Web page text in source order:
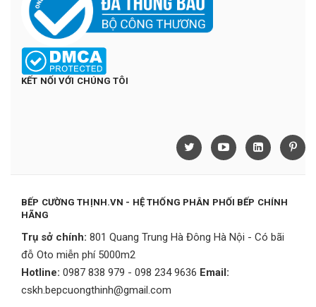
KẾT NỐI VỚI CHÚNG TÔI
BẾP CƯỜNG THỊNH.VN - HỆ THỐNG PHÂN PHỐI BẾP CHÍNH
HÃNG
Trụ sở chính: 801 Quang Trung Hà Đông Hà Nội - Có bãi
đỗ Oto miễn phí 5000m2
Hotline: 0987 838 979 - 098 234 9636 Email:
cskh.bepcuongthinh@gmail.com